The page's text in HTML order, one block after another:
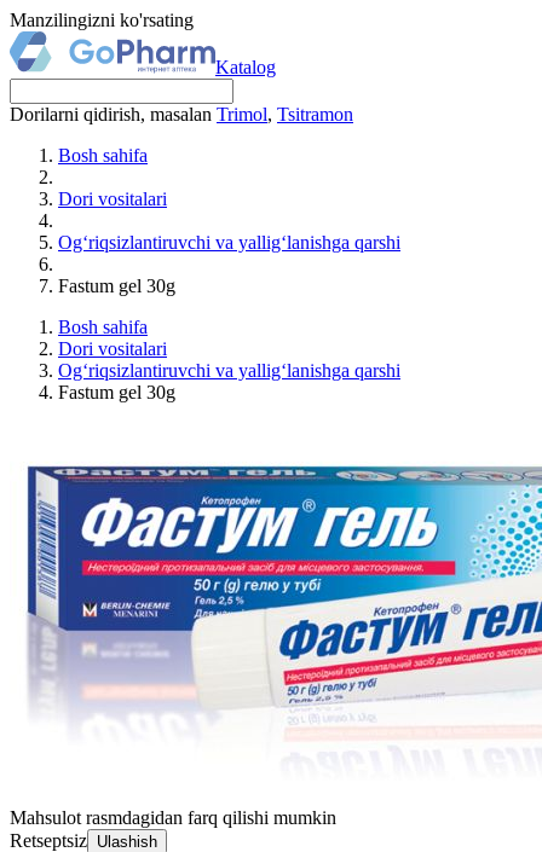
Manzilingizni ko'rsating
Katalog
Dorilarni qidirish, masalan Trimol, Tsitramon
Bosh sahifa
Dori vositalari
Og‘riqsizlantiruvchi va yallig‘lanishga qarshi
Fastum gel 30g
Bosh sahifa
Dori vositalari
Og‘riqsizlantiruvchi va yallig‘lanishga qarshi
Fastum gel 30g
Mahsulot rasmdagidan farq qilishi mumkin
Retseptsiz Ulashish